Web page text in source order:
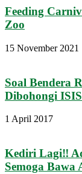
Feeding
Zoo
15 November 2021
Soal Bendera
Dibohongi
1 April 2017
Kediri Lagi‼
Semoga Bawa